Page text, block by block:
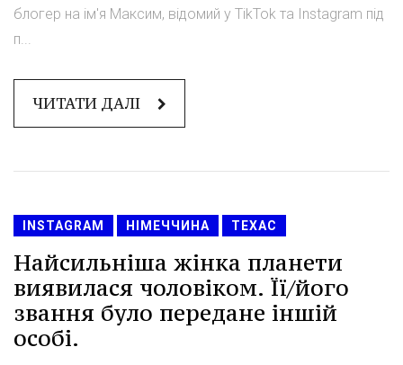
блогер на ім'я Максим, відомий у TikTok та Instagram під
п...
ЧИТАТИ ДАЛІ
INSTAGRAM НІМЕЧЧИНА ТЕХАС
Найсильніша жінка планети
виявилася чоловіком. Її/його
звання було передане іншій
особі.